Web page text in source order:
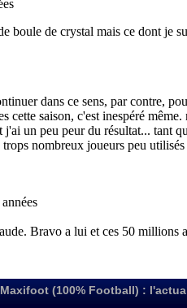
Maxifoot (100% Football) :